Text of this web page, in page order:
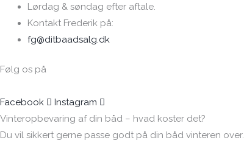
Lørdag & søndag efter aftale.
Kontakt Frederik på:
fg@ditbaadsalg.dk
Følg os på
Facebook
Instagram
Vinteropbevaring af din båd – hvad koster det?
Du vil sikkert gerne passe godt på din båd vinteren over.